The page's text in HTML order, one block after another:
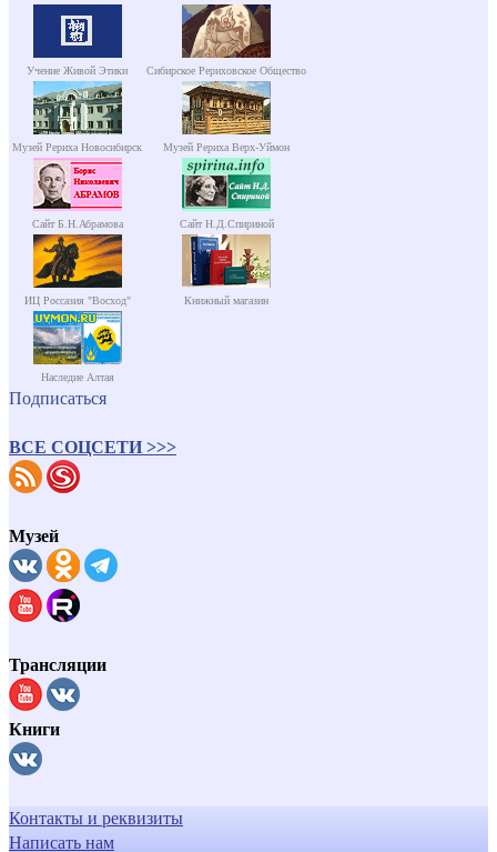
Учение Живой Этики Сибирское Рериховское Общество
Музей Рериха Новосибирск Музей Рериха Верх-Уймон
Сайт Б.Н.Абрамова Сайт Н.Д.Спириной
ИЦ Россазия "Восход" Книжный магазин
Наследие Алтая
Подписаться
ВСЕ СОЦСЕТИ >>>
Музей
Трансляции
Книги
Контакты и реквизиты
Написать нам